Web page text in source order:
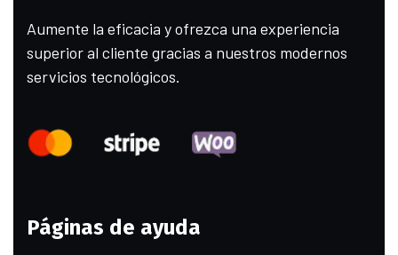
Aumente la eficacia y ofrezca una experiencia
superior al cliente gracias a nuestros modernos
servicios tecnológicos.
Páginas de ayuda